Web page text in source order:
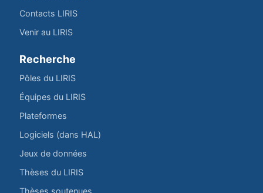
Contacts LIRIS
Venir au LIRIS
Recherche
Pôles du LIRIS
Équipes du LIRIS
Plateformes
Logiciels (dans HAL)
Jeux de données
Thèses du LIRIS
Thèses soutenues